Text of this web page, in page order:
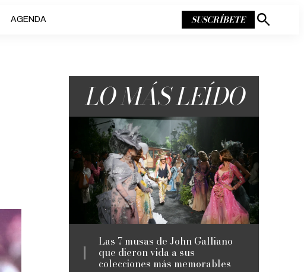
AGENDA SUSCRÍBETE
Mostrar
LO MÁS LEÍDO
Las 7 musas de John Galliano
que dieron vida a sus
colecciones más memorables